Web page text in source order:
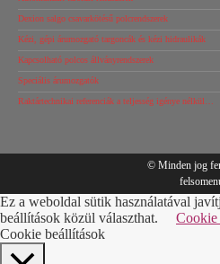
Dexion salgo csavarkötésű polcrendszerek
Kézi, gépi árumozgató targoncák és kézi hidraulikák
Kapcsolható polcos állványrendszerek
Speciális árumozgatók
Raktártechnikai referenciák a teljesség igénye nélkül…
© Minden jog
Ez a weboldal sütik használatával
beállítások közül választhat.
Cookie
Cookie beállítások